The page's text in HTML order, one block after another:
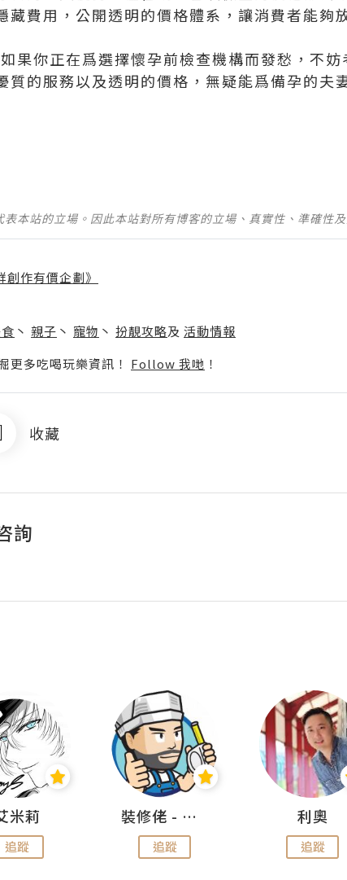
藏費用，公開透明的價格體系，讓消費者能夠
果你正在爲選擇懷孕前檢查機構而發愁，不
質的服務以及透明的價格，無疑能爲備孕的夫
本站的立場。因此本站對所有博客的立場、真實性、準確性
創作有價企劃》
丶 親子 丶 寵物 丶 扮靚攻略及 活動情報
多吃喝玩樂資訊！ Follow 我哋 ！
收藏
詢
米莉
追蹤
裝修佬 - 香港一站式網上裝修平台
追蹤
利奧
追蹤